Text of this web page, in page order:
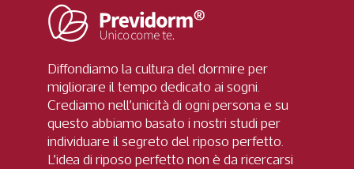
Diffondiamo la cultura del dormire per
migliorare il tempo dedicato ai sogni.
Crediamo nell’unicità di ogni persona e su
questo abbiamo basato i nostri studi per
individuare il segreto del riposo perfetto.
L’idea di riposo perfetto non è da ricercarsi